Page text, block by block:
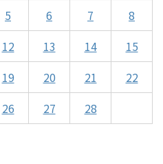
5 6 7
8
12 13 14
15
19 20 21
22
26 27 28